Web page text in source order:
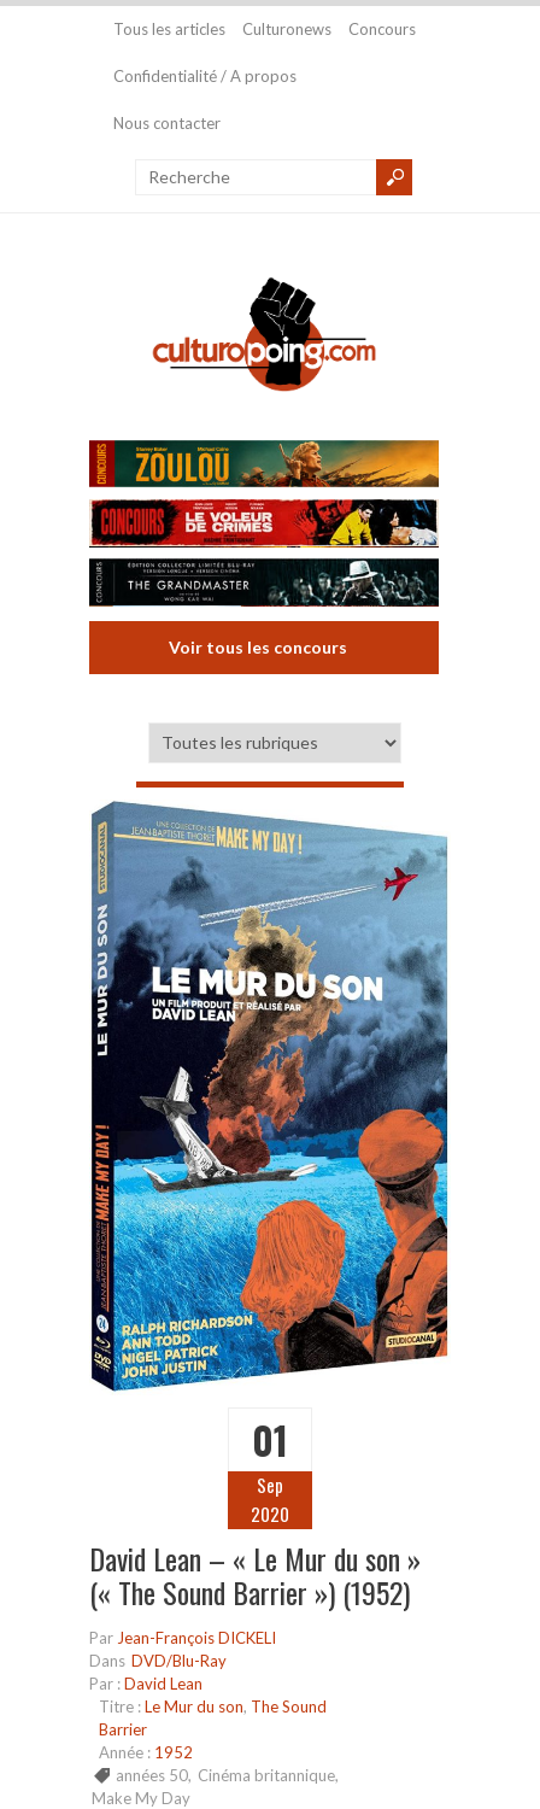
Tous les articles Culturonews Concours
Confidentialité / A propos
Nous contacter
Voir tous les concours
01
Sep
2020
David Lean – « Le Mur du son »
(« The Sound Barrier ») (1952)
Par Jean-François DICKELI
Dans DVD/Blu-Ray
Par :David Lean
Titre :Le Mur du son, The Sound
Barrier
Année : 1952
années 50, Cinéma britannique,
Make My Day